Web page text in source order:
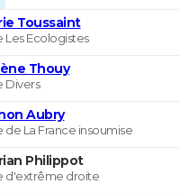
Toussaint
Les Ecologistes
Thouy
Divers
Aubry
de La France insoumise
Philippot
d'extrême droite